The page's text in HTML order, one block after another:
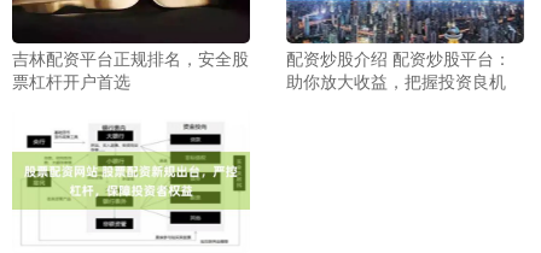
吉林配资平台正规排名，安全股
票杠杆开户首选
配资炒股介绍 配资炒股平台：
助你放大收益，把握投资良机